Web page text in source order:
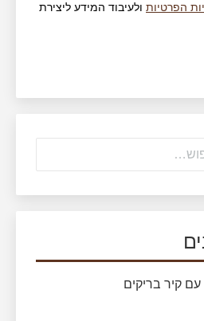
הפרטיות ולעיבוד המידע ליצירת
קיר בריקים